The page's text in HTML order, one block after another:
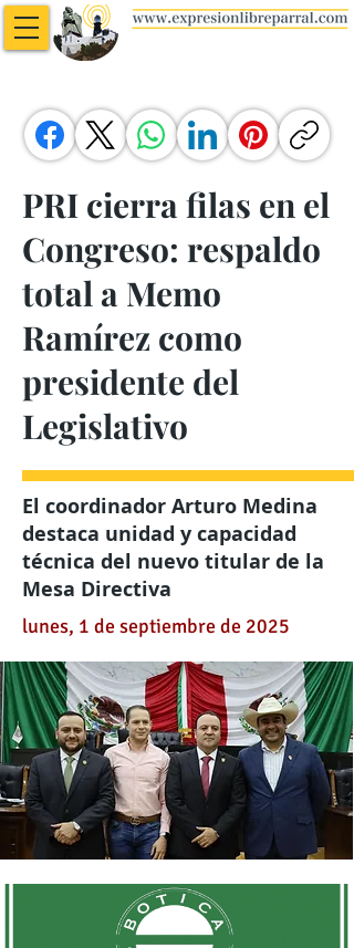
PRI cierra filas en el
Congreso: respaldo
total a Memo
Ramírez como
presidente del
Legislativo
El coordinador Arturo Medina
destaca unidad y capacidad
técnica del nuevo titular de la
Mesa Directiva
lunes, 1 de septiembre de 2025